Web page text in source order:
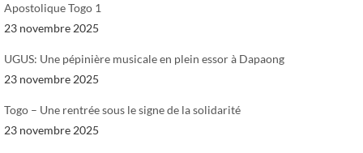
Apostolique Togo 1
23 novembre 2025
UGUS: Une pépinière musicale en plein essor à Dapaong
23 novembre 2025
Togo – Une rentrée sous le signe de la solidarité
23 novembre 2025